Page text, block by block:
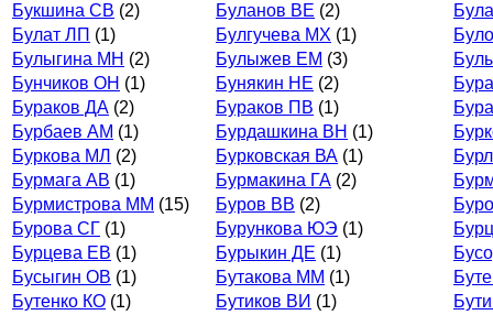
Букшина СВ (2) Буланов ВЕ (2)
Булат ЛП (1) Булгучева МХ (1)
Булыгина МН (2) Булыжев ЕМ (3)
Бунчиков ОН (1) Бунякин НЕ (2)
Бураков ДА (2) Бураков ПВ (1)
Бурбаев АМ (1) Бурдашкина ВН (1)
Буркова МЛ (2) Бурковская ВА (1)
Бурмага АВ (1) Бурмакина ГА (2)
Бурмистрова ММ (15) Буров ВВ (2)
Бурова СГ (1) Бурункова ЮЭ (1)
Бурцева ЕВ (1) Бурыкин ДЕ (1)
Бусыгин ОВ (1) Бутакова ММ (1)
Бутенко КО (1) Бутиков ВИ (1)